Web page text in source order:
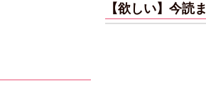
【欲しい】今読